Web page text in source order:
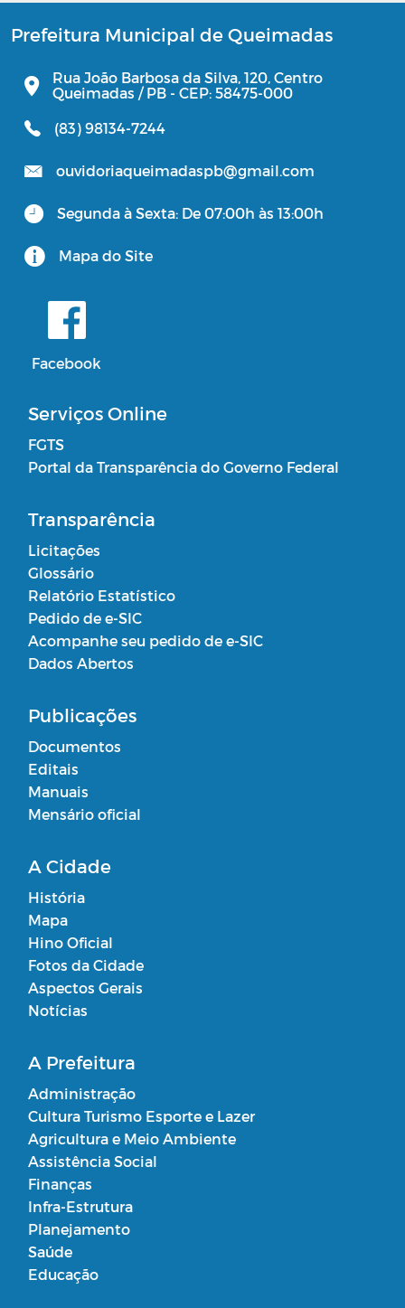
Prefeitura Municipal de Queimadas
Rua João Barbosa da Silva, 120, Centro
Queimadas / PB - CEP: 58475-000
(83) 98134-7244
ouvidoriaqueimadaspb@gmail.com
Segunda à Sexta: De 07:00h às 13:00h
Mapa do Site
Facebook
Serviços Online
FGTS
Portal da Transparência do Governo Federal
Transparência
Licitações
Glossário
Relatório Estatístico
Pedido de e-SIC
Acompanhe seu pedido de e-SIC
Dados Abertos
Publicações
Documentos
Editais
Manuais
Mensário oficial
A Cidade
História
Mapa
Hino Oficial
Fotos da Cidade
Aspectos Gerais
Notícias
A Prefeitura
Administração
Cultura Turismo Esporte e Lazer
Agricultura e Meio Ambiente
Assistência Social
Finanças
Infra-Estrutura
Planejamento
Saúde
Educação